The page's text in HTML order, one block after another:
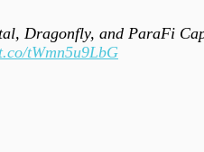
Dragonfly, and ParaFi
tWmn5u9LbG